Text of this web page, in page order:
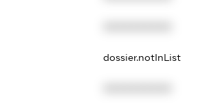
dossier.notInList